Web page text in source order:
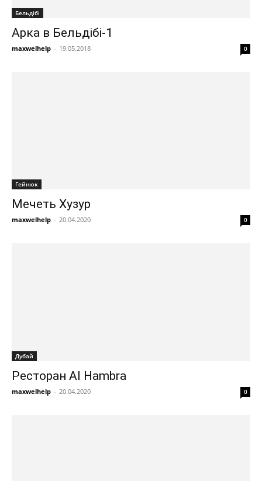
Бельдібі
Арка в Бельдібі-1
maxwelhelp - 19.05.2018 0
Гейнюк
Мечеть Хузур
maxwelhelp - 20.04.2020 0
Дубай
Ресторан Al Hambra
maxwelhelp - 20.04.2020 0